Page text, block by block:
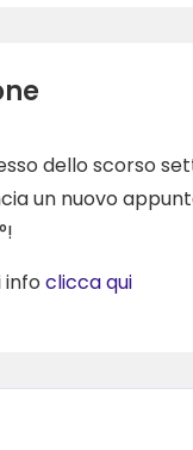
dello scorso
un nuovo
info clicca qui